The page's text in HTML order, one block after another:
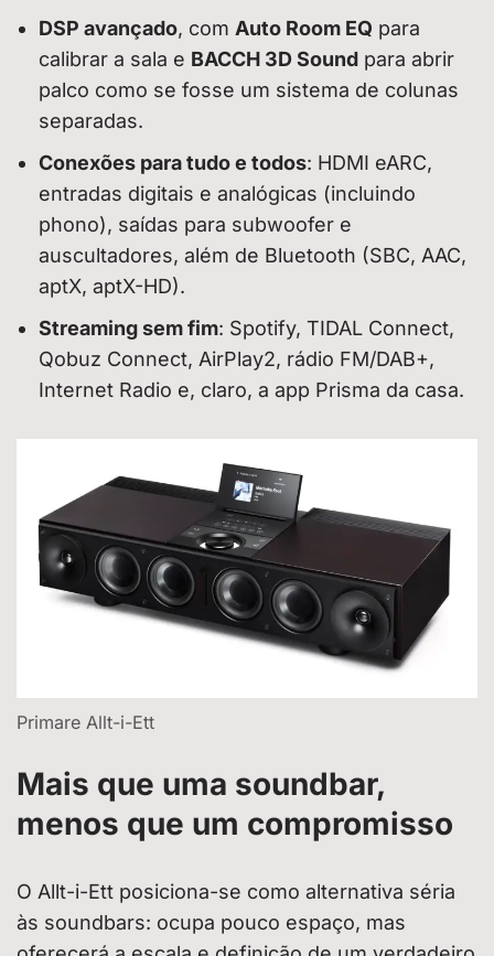
DSP avançado, com Auto Room EQ para
calibrar a sala e BACCH 3D Sound para abrir
palco como se fosse um sistema de colunas
separadas.
Conexões para tudo e todos: HDMI eARC,
entradas digitais e analógicas (incluindo
phono), saídas para subwoofer e
auscultadores, além de Bluetooth (SBC, AAC,
aptX, aptX-HD).
Streaming sem fim: Spotify, TIDAL Connect,
Qobuz Connect, AirPlay2, rádio FM/DAB+,
Internet Radio e, claro, a app Prisma da casa.
Primare Allt-i-Ett
Mais que uma soundbar,
menos que um compromisso
O Allt-i-Ett posiciona-se como alternativa séria
às soundbars: ocupa pouco espaço, mas